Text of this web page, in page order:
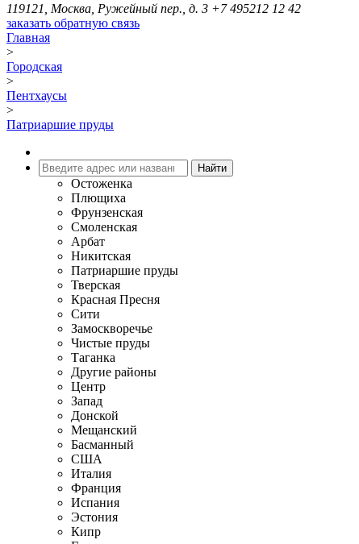
119121, Москва, Ружейный пер., д. 3 +7 495212 12 42
заказать обратную связь
Главная
>
Городская
>
Пентхаусы
>
Патриаршие пруды
Остоженка
Плющиха
Фрунзенская
Смоленская
Арбат
Никитская
Патриаршие пруды
Тверская
Красная Пресня
Сити
Замоскворечье
Чистые пруды
Таганка
Другие районы
Центр
Запад
Донской
Мещанский
Басманный
США
Италия
Франция
Испания
Эстония
Кипр